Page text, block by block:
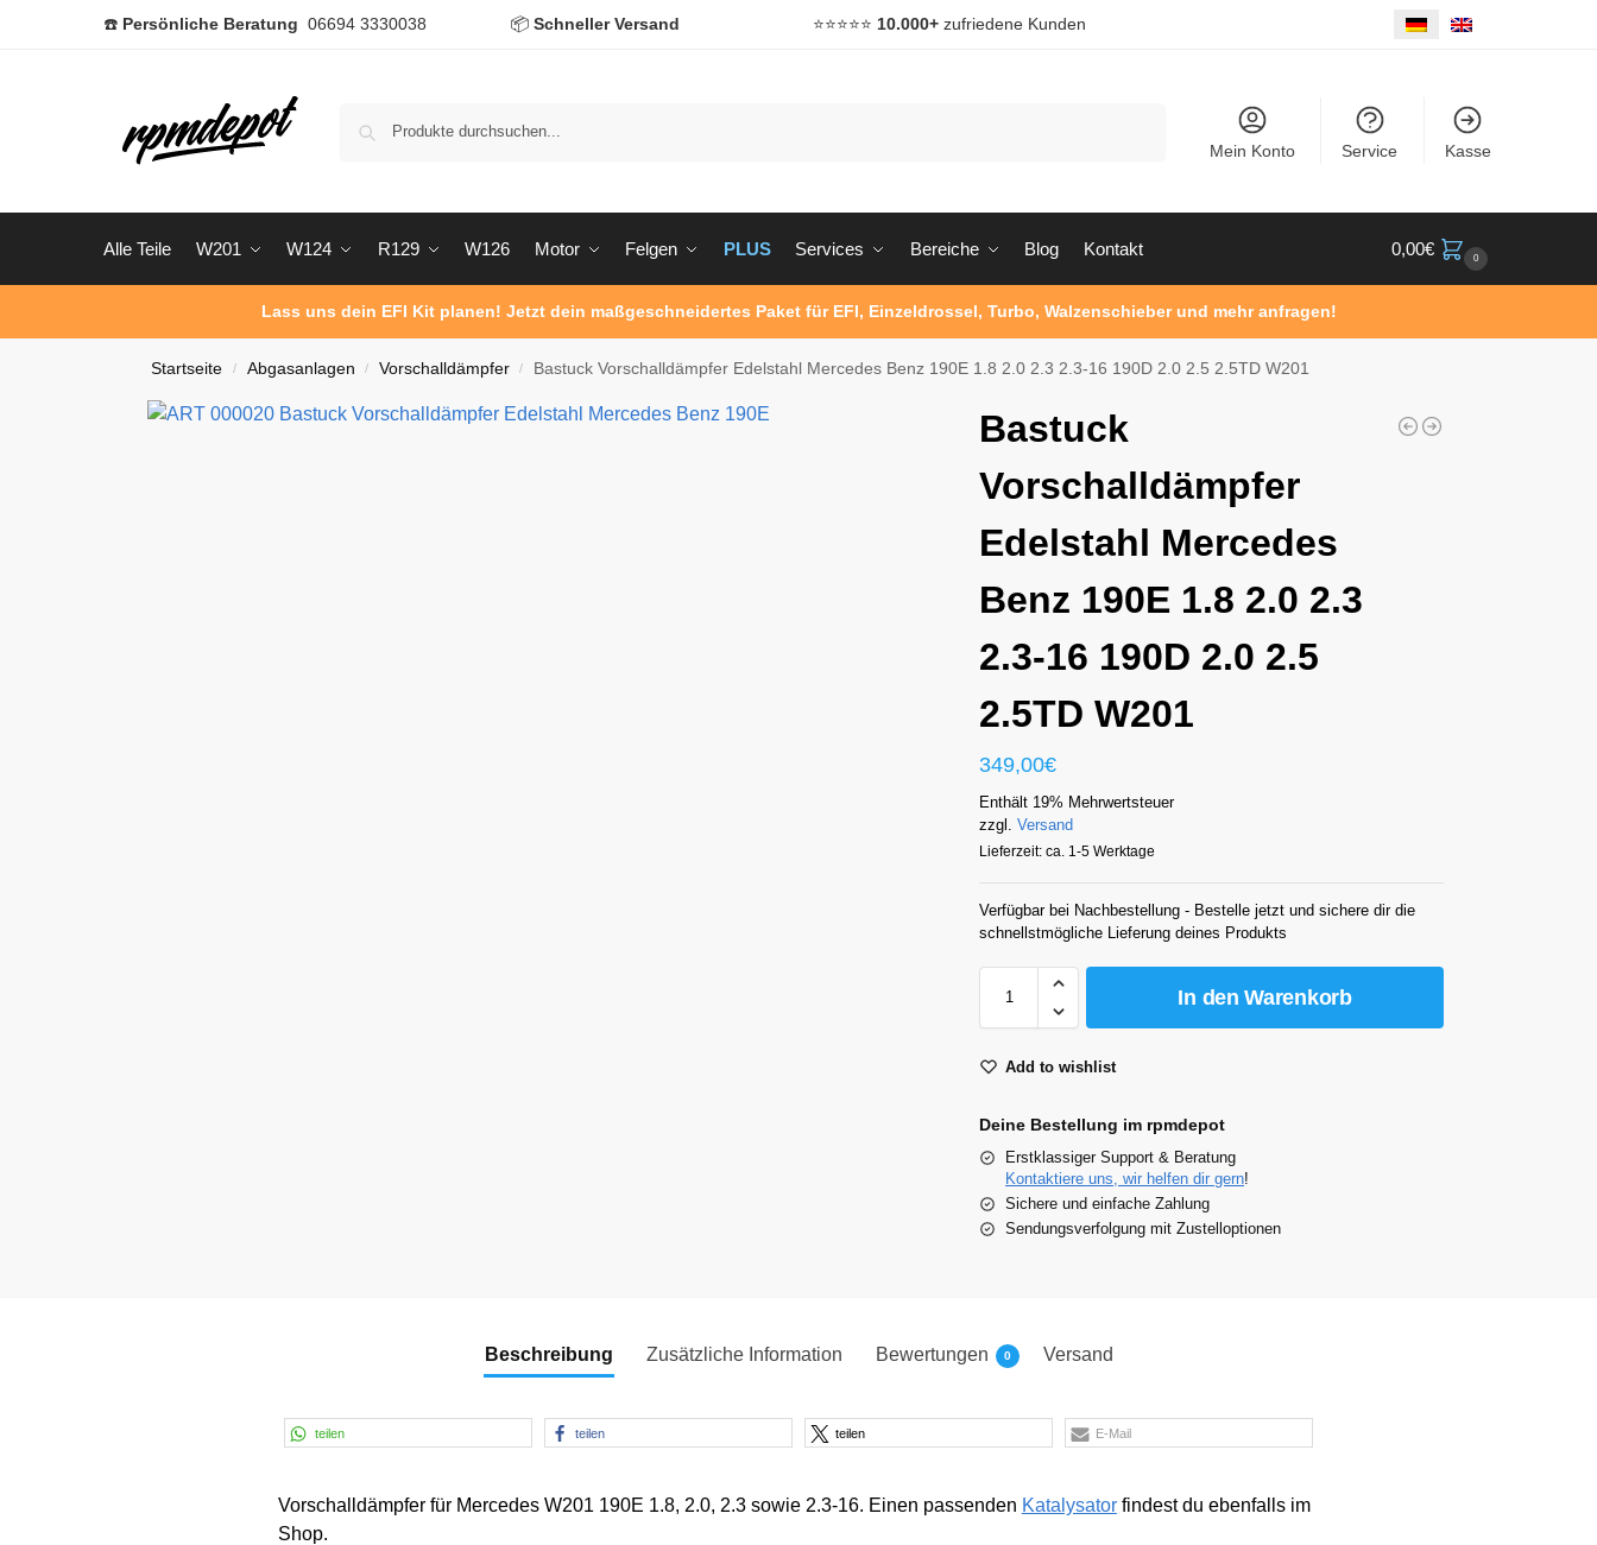
☎️ Persönliche Beratung 06694 3330038 📦 Schneller Versand ⭐️⭐️⭐️⭐️⭐️ 10.000+ zufriedene Kunden
Mein Konto Service Kasse
Alle Teile W201 W124 R129 W126 Motor Felgen PLUS Services Bereiche Blog Kontakt 0,00€ 0
Lass uns dein EFI Kit planen! Jetzt dein maßgeschneidertes Paket für EFI, Einzeldrossel, Turbo, Walzenschieber und mehr anfragen!
Startseite / Abgasanlagen / Vorschalldämpfer / Bastuck Vorschalldämpfer Edelstahl Mercedes Benz 190E 1.8 2.0 2.3 2.3-16 190D 2.0 2.5 2.5TD W201
Bastuck
Vorschalldämpfer
Edelstahl Mercedes
Benz 190E 1.8 2.0 2.3
2.3-16 190D 2.0 2.5
2.5TD W201
349,00€
Enthält 19% Mehrwertsteuer
zzgl.Versand
Lieferzeit: ca. 1-5 Werktage
Verfügbar bei Nachbestellung - Bestelle jetzt und sichere dir die
schnellstmögliche Lieferung deines Produkts
In den Warenkorb
Add to wishlist
Deine Bestellung im rpmdepot
Erstklassiger Support & Beratung
Kontaktiere uns, wir helfen dir gern!
Sichere und einfache Zahlung
Sendungsverfolgung mit Zustelloptionen
Beschreibung Zusätzliche Information Bewertungen 0 Versand
teilen teilen teilen E-Mail
Vorschalldämpfer für Mercedes W201 190E 1.8, 2.0, 2.3 sowie 2.3-16. Einen passenden Katalysatorfindest du ebenfalls im
Shop.